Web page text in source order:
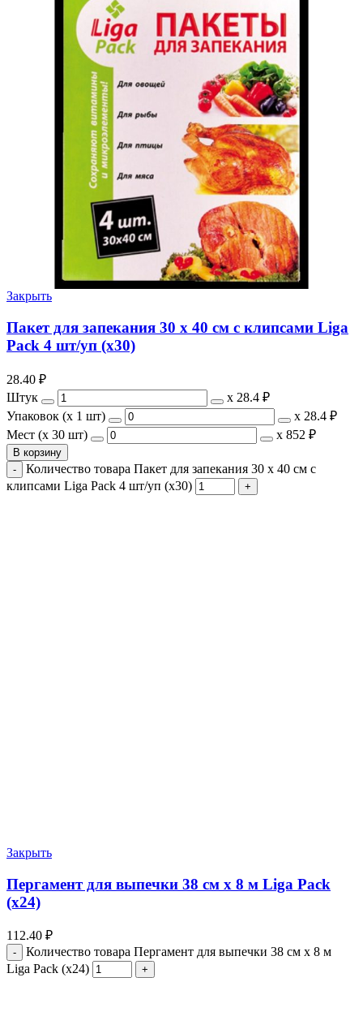
Закрыть
Пакет для запекания 30 х 40 см с клипсами Liga
Pack 4 шт/уп (х30)
28.40 ₽
Штук
х 28.4 ₽
Упаковок (x 1 шт)
х 28.4 ₽
Мест (x 30 шт)
х 852 ₽
В корзину
Количество товара Пакет для запекания 30 х 40 см с
клипсами Liga Pack 4 шт/уп (х30)
Закрыть
Пергамент для выпечки 38 см х 8 м Liga Pack
(х24)
112.40 ₽
Количество товара Пергамент для выпечки 38 см х 8 м
Liga Pack (х24)